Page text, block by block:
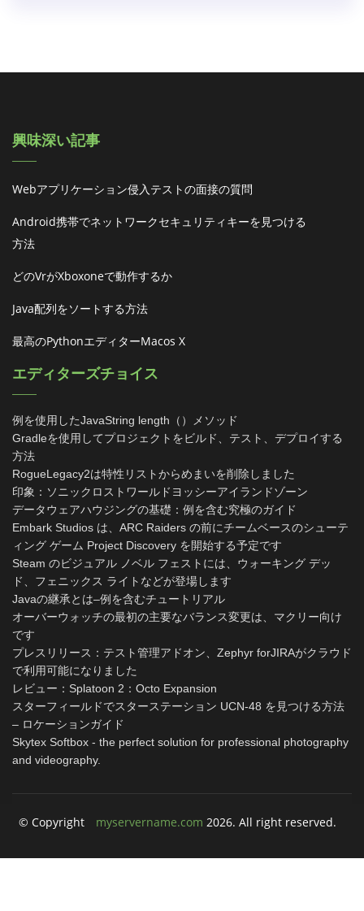
興味深い記事
Webアプリケーション侵入テストの面接の質問
Android携帯でネットワークセキュリティキーを見つける
方法
どのvrがxboxoneで動作するか
Java配列をソートする方法
最高のPythonエディターmacos X
エディターズチョイス
例を使用したJavaString length（）メソッド
Gradleを使用してプロジェクトをビルド、テスト、デプロイする
方法
RogueLegacy2は特性リストからめまいを削除しました
印象：ソニックロストワールドヨッシーアイランドゾーン
データウェアハウジングの基礎：例を含む究極のガイド
Embark Studios は、ARC Raiders の前にチームベースのシューテ
ィング ゲーム Project Discovery を開始する予定です
Steam のビジュアル ノベル フェストには、ウォーキング デッ
ド、フェニックス ライトなどが登場します
Javaの継承とは–例を含むチュートリアル
オーバーウォッチの最初の主要なバランス変更は、マクリー向け
です
プレスリリース：テスト管理アドオン、Zephyr forJIRAがクラウド
で利用可能になりました
レビュー：Splatoon 2：Octo Expansion
スターフィールドでスターステーション UCN-48 を見つける方法
– ロケーションガイド
Skytex Softbox - the perfect solution for professional photography
and videography.
© Copyright myservername.com 2026. All right reserved.